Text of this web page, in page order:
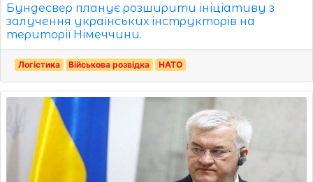
Бундесвер планує розширити ініціативу з
залучення українських інструкторів на
території Німеччини.
Логістика Військова розвідка НАТО